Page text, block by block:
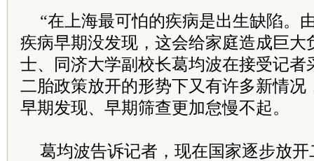
“在上海最可怕的疾病是出生缺陷。
疾病早期没发现，这会给家庭造成巨大
士、同济大学副校长葛均波在接受记者
二胎政策放开的形势下又有许多新情况
早期发现、早期筛查更加怠慢不起。
葛均波告诉记者，现在国家逐步放